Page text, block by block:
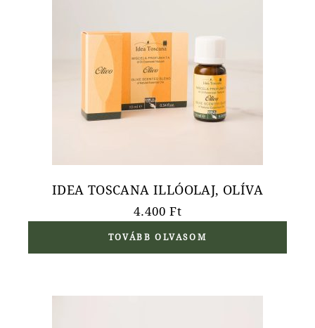
IDEA TOSCANA ILLÓOLAJ, OLÍVA
4.400Ft
TOVÁBB OLVASOM